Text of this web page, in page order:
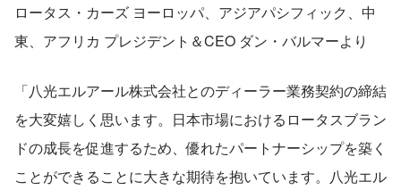
ロータス・カーズ ヨーロッパ、アジアパシフィック、中
東、アフリカ プレジデント＆CEO ダン・バルマーより
「八光エルアール株式会社とのディーラー業務契約の締結
を大変嬉しく思います。日本市場におけるロータスブラン
ドの成長を促進するため、優れたパートナーシップを築く
ことができることに大きな期待を抱いています。八光エル